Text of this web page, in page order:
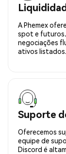
A Phemex
spot e
negociações
ativos listados.
Suporte
Oferecemos
equipe de
Discord é